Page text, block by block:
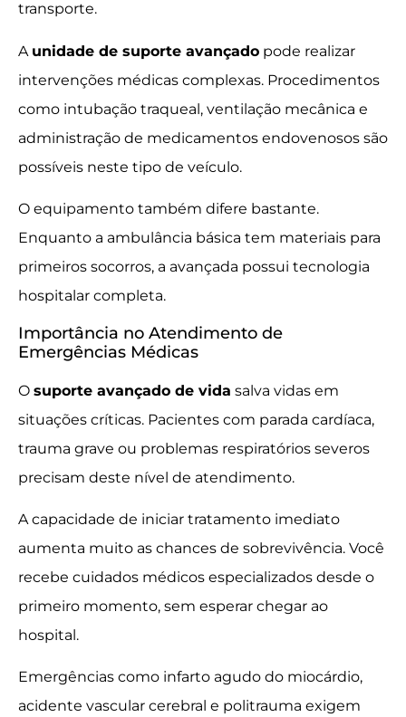
transporte.
A unidade de suporte avançado pode realizar
intervenções médicas complexas. Procedimentos
como intubação traqueal, ventilação mecânica e
administração de medicamentos endovenosos são
possíveis neste tipo de veículo.
O equipamento também difere bastante.
Enquanto a ambulância básica tem materiais para
primeiros socorros, a avançada possui tecnologia
hospitalar completa.
Importância no Atendimento de
Emergências Médicas
O suporte avançado de vida salva vidas em
situações críticas. Pacientes com parada cardíaca,
trauma grave ou problemas respiratórios severos
precisam deste nível de atendimento.
A capacidade de iniciar tratamento imediato
aumenta muito as chances de sobrevivência. Você
recebe cuidados médicos especializados desde o
primeiro momento, sem esperar chegar ao
hospital.
Emergências como infarto agudo do miocárdio,
acidente vascular cerebral e politrauma exigem